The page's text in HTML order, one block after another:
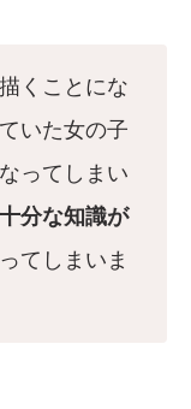
くことにな
いた女の子
ってしまい
分な知識が
てしまいま